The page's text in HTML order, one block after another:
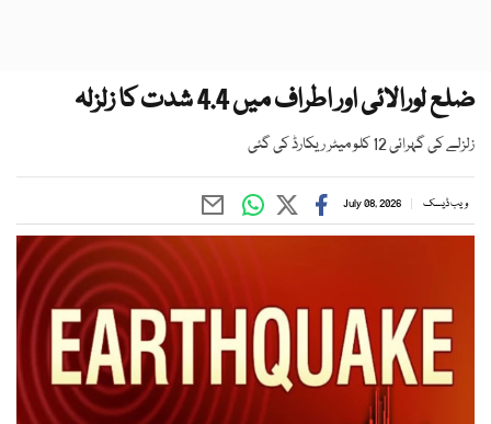
ضلع لورالائی اور اطراف میں 4.4 شدت کا زلزلہ
زلزلے کی گہرائی 12 کلو میٹر ریکارڈ کی گئی
ویب ڈیسک July 08, 2026